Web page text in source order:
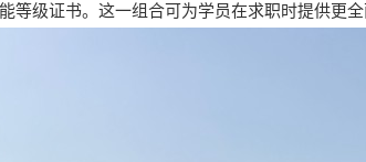
等级证书。这一组合可为学员在求职时提供更全